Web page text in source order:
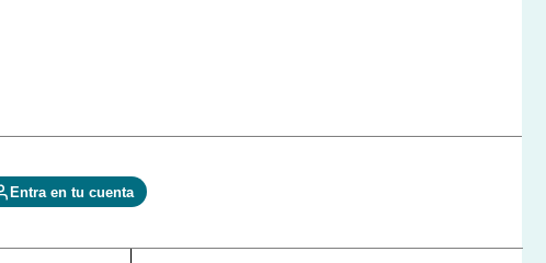
Entra en tu cuenta